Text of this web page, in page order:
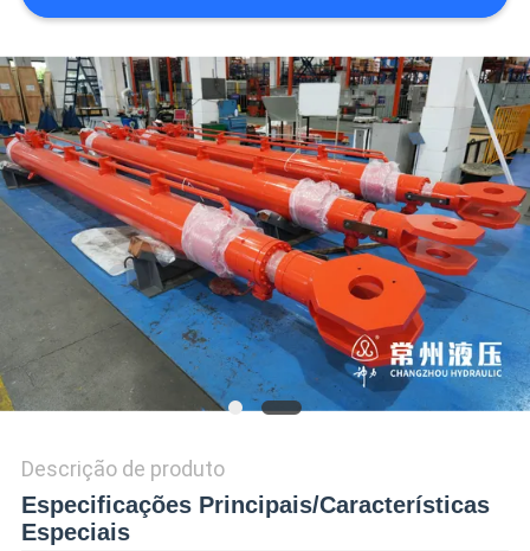
MAPA
DO
SITE
POLÍTICA
DE
PRIVACIDADE
Descrição de produto
Especificações Principais/Características
Especiais